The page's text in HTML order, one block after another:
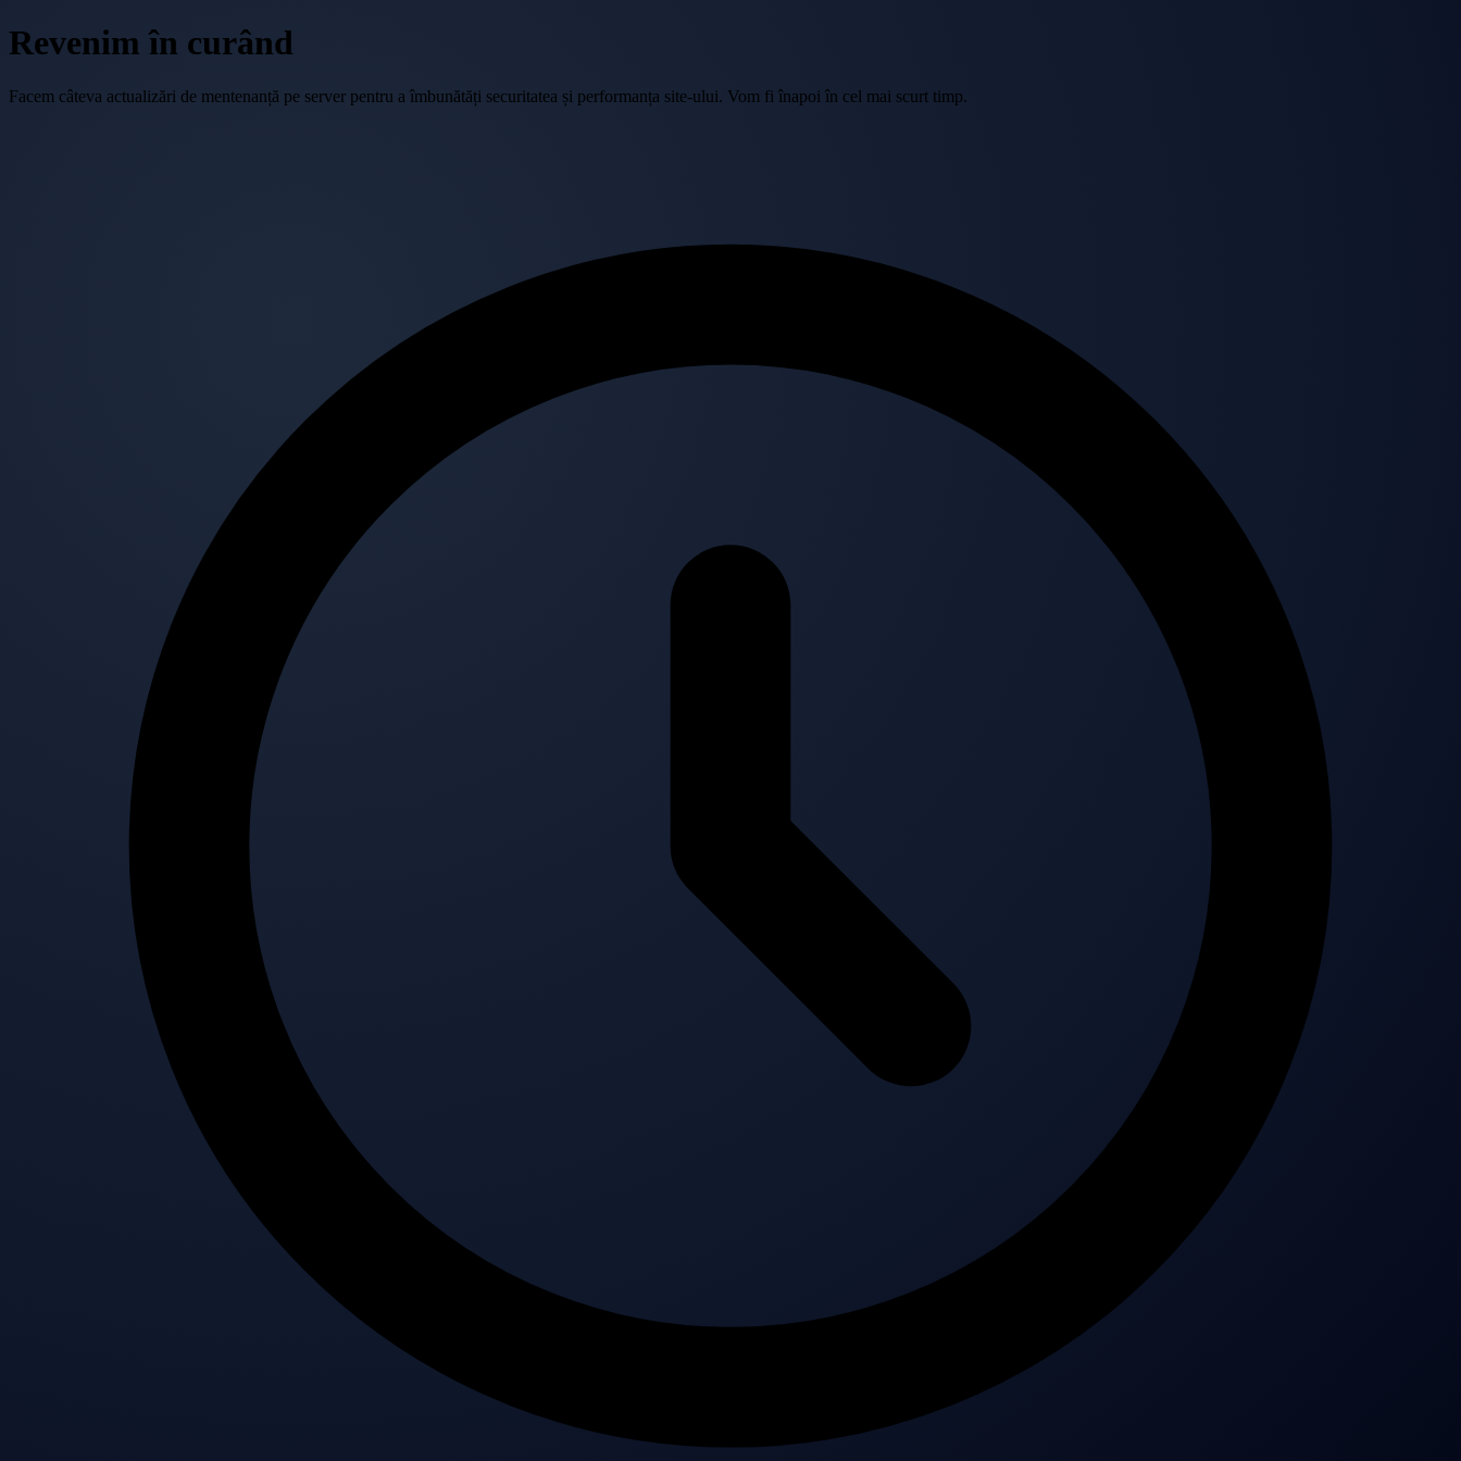
Revenim în curând
Facem câteva actualizări de mentenanță pe server pentru a îmbunătăți securitatea și performanța site-ului. Vom fi înapoi în cel mai scurt timp.